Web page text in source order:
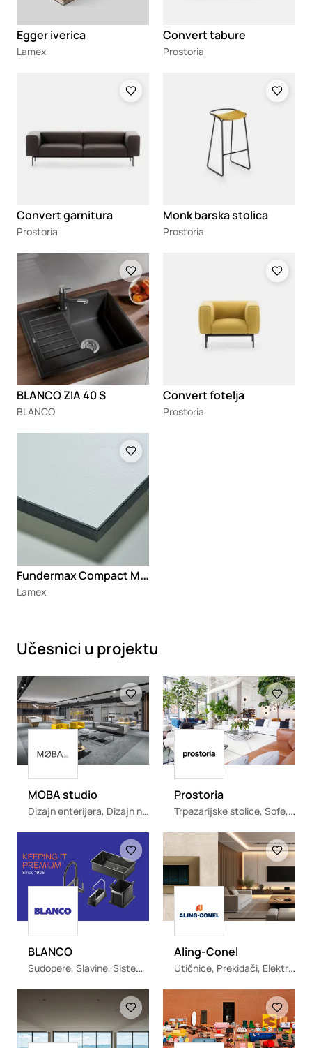
Egger iverica
Lamex
Convert tabure
Prostoria
Convert garnitura
Prostoria
Monk barska stolica
Prostoria
Loading
BLANCO ZIA 40 S
BLANCO
Convert fotelja
Prostoria
F
undermax Compact Max Interior
Lamex
Učesnici u projektu
Loading
MOBA studio
Dizajn enterijera, Dizajn nameštaja
Loading
Prostoria
Trpezarijske stolice, Sofe, Fotelje, Garniture, Barske stolice
BLANCO
Sudopere, Slavine, Sistemi za otpad
Aling-Conel
Utičnice, Prekidači, Elektroinstalacioni materijal
Loading